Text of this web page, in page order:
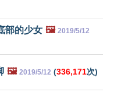
部的少女 🖼️ 2019/5/12
🖼️ 2019/5/12 (336,171次)